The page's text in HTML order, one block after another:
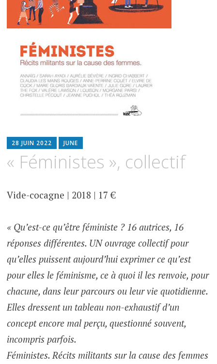
28 JUIN 2022 JUNE
« Féministes », collectif
Vide-cocagne | 2018 | 17 €
« Qu’est-ce qu’être féministe ? 16 autrices, 16
réponses différentes. UN ouvrage collectif pour
qu’elles puissent aujourd’hui exprimer ce qu’est
pour elles le féminisme, ce à quoi il les renvoie, pour
chacune, dans leur parcours ou leur vie quotidienne.
Elles dressent un tableau non-exhaustif d’un
concept encore mal perçu, questionné souvent,
incompris parfois.
Féministes. Récits militants sur la cause des femmes